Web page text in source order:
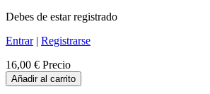
Debes de estar registrado
Entrar| Registrarse
16,00 € Precio
Añadir al carrito